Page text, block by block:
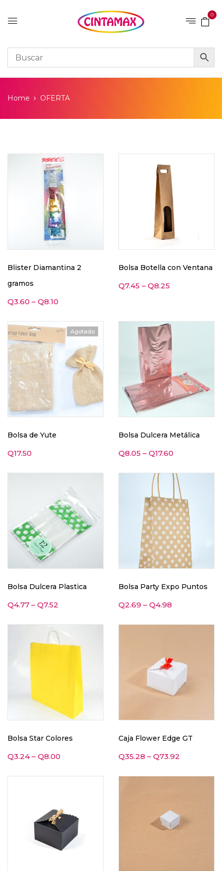
0
Home OFERTA
Blister Diamantina 2
gramos
Q3.60 – Q8.10
Bolsa Botella con Ventana
Q7.45 – Q8.25
Agotado
Bolsa de Yute
Q17.50
Bolsa Dulcera Metálica
Q8.05 – Q17.60
Bolsa Dulcera Plastica
Q4.77 – Q7.52
Bolsa Party Expo Puntos
Q2.69 – Q4.98
Bolsa Star Colores
Q3.24– Q8.00
Caja Flower Edge GT
Q35.28 – Q73.92